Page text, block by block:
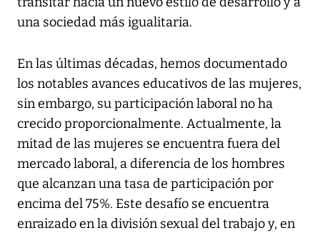
una sociedad más igualitaria.
En las últimas décadas, hemos documentado
los notables avances educativos de las mujeres,
sin embargo, su participación laboral no ha
crecido proporcionalmente. Actualmente, la
mitad de las mujeres se encuentra fuera del
mercado laboral, a diferencia de los hombres
que alcanzan una tasa de participación por
encima del 75%. Este desafío se encuentra
enraizado en la división sexual del trabajo y, en